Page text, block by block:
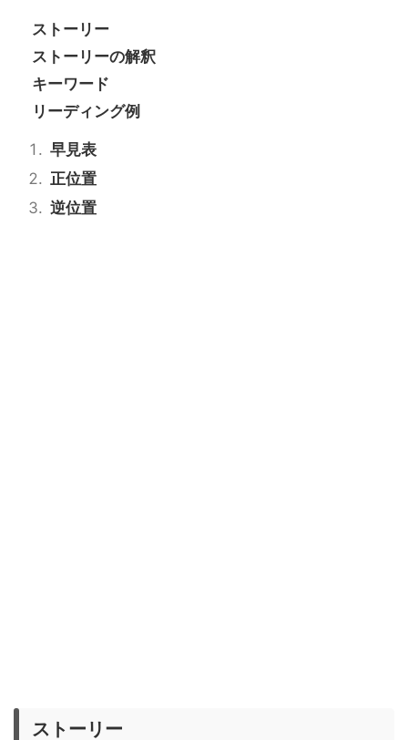
ストーリー
ストーリーの解釈
キーワード
リーディング例
早見表
正位置
逆位置
ストーリー